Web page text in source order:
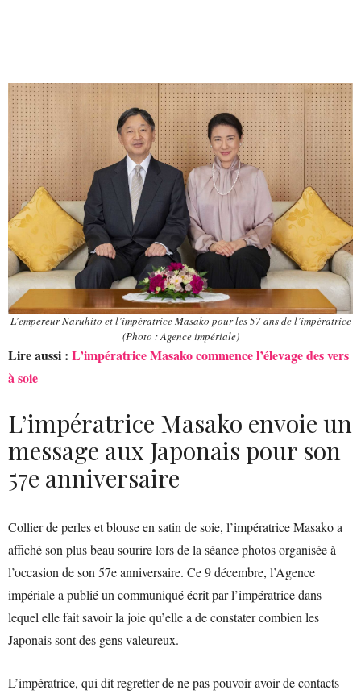
L’empereur Naruhito et l’impératrice Masako pour les 57 ans de l’impératrice
(Photo : Agence impériale)
Lire aussi : L’impératrice Masako commence l’élevage des vers
à soie
L’impératrice Masako envoie un
message aux Japonais pour son
57e anniversaire
Collier de perles et blouse en satin de soie, l’impératrice Masako a
affiché son plus beau sourire lors de la séance photos organisée à
l’occasion de son 57e anniversaire. Ce 9 décembre, l’Agence
impériale a publié un communiqué écrit par l’impératrice dans
lequel elle fait savoir la joie qu’elle a de constater combien les
Japonais sont des gens valeureux.
L’impératrice, qui dit regretter de ne pas pouvoir avoir de contacts